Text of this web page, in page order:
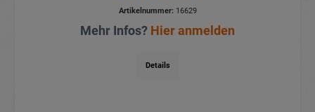
Artikelnummer:16629
Mehr Infos? Hier anmelden
Details